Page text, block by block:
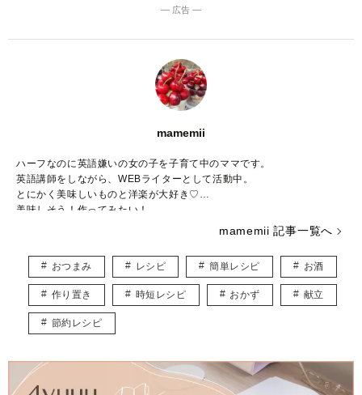
― 広告 ―
mamemii
ハーフなのに英語嫌いの女の子を子育て中のママです。
英語講師をしながら、WEBライターとして活動中。
とにかく美味しいものと洋楽が大好き♡
美味しそう！作ってみたい！
mamemii 記事一覧へ
おつまみ レシピ 簡単レシピ お酒
作り置き 時短レシピ おかず 献立
節約レシピ